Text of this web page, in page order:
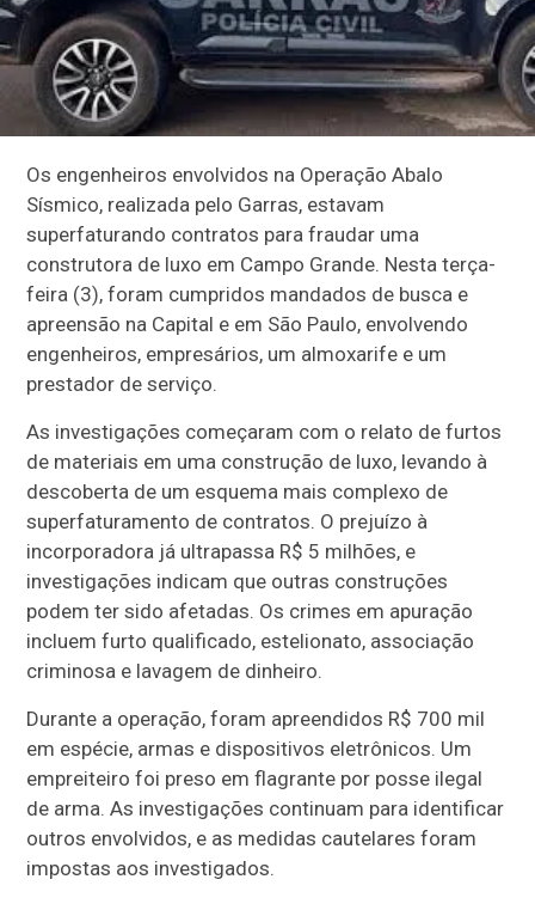
Os engenheiros envolvidos na Operação Abalo
Sísmico, realizada pelo Garras, estavam
superfaturando contratos para fraudar uma
construtora de luxo em Campo Grande. Nesta terça-
feira (3), foram cumpridos mandados de busca e
apreensão na Capital e em São Paulo, envolvendo
engenheiros, empresários, um almoxarife e um
prestador de serviço.
As investigações começaram com o relato de furtos
de materiais em uma construção de luxo, levando à
descoberta de um esquema mais complexo de
superfaturamento de contratos. O prejuízo à
incorporadora já ultrapassa R$ 5 milhões, e
investigações indicam que outras construções
podem ter sido afetadas. Os crimes em apuração
incluem furto qualificado, estelionato, associação
criminosa e lavagem de dinheiro.
Durante a operação, foram apreendidos R$ 700 mil
em espécie, armas e dispositivos eletrônicos. Um
empreiteiro foi preso em flagrante por posse ilegal
de arma. As investigações continuam para identificar
outros envolvidos, e as medidas cautelares foram
impostas aos investigados.